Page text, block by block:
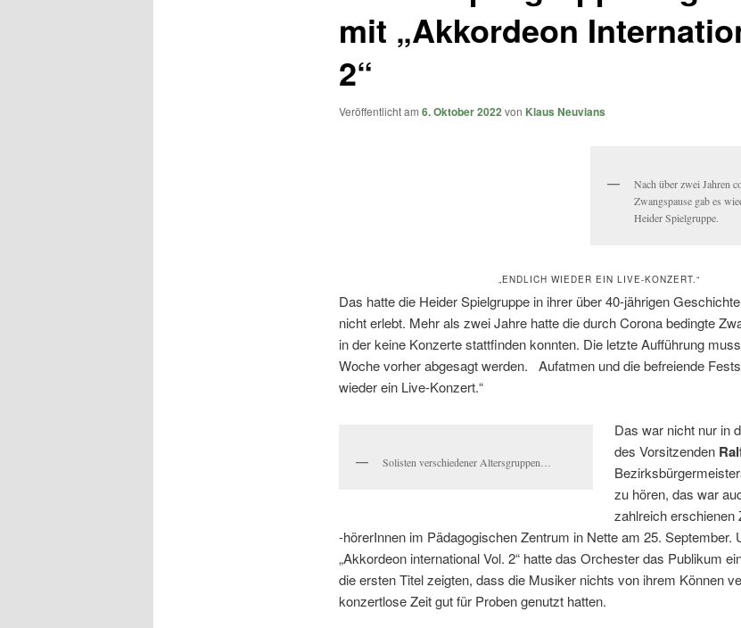
mit „Akkordeon
2“
Veröffentlicht am 6. Oktober 2022von Klaus Neuvians
Nach über zwei Jahren
Zwangspause gab es
Heider Spielgruppe.
„ENDLICH WIEDER EIN LIVE-KONZERT.“
Das hatte die Heider Spielgruppe in ihrer über 40-jährigen
nicht erlebt. Mehr als zwei Jahre hatte die durch Corona bedingte
in der keine Konzerte stattfinden konnten. Die letzte Aufführung
Woche vorher abgesagt werden.
Aufatmen und die befreiende
wieder ein Live-Konzert.“
Solisten verschiedener Altersgruppen…
Das war nicht nur in
des Vorsitzenden
zu hören, das war
zahlreich erschienen
-hörerInnen im Pädagogischen Zentrum in Nette am 25. September.
„Akkordeon international Vol. 2“ hatte das Orchester das Publikum
die ersten Titel zeigten, dass die Musiker nichts von ihrem Können
konzertlose Zeit gut für Proben genutzt hatten.